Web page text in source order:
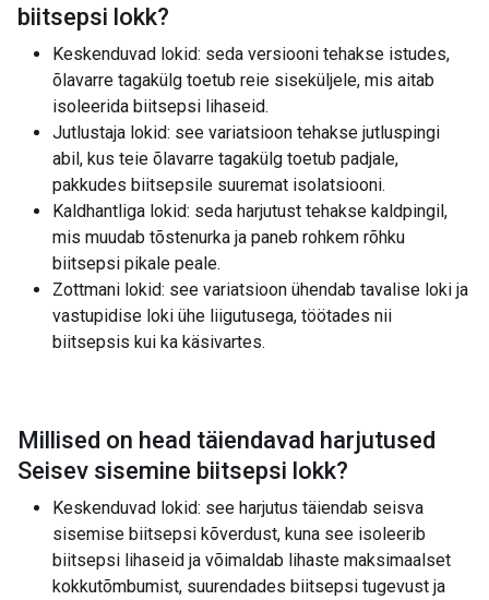
biitsepsi lokk?
Keskenduvad lokid: seda versiooni tehakse istudes,
õlavarre tagakülg toetub reie siseküljele, mis aitab
isoleerida biitsepsi lihaseid.
Jutlustaja lokid: see variatsioon tehakse jutluspingi
abil, kus teie õlavarre tagakülg toetub padjale,
pakkudes biitsepsile suuremat isolatsiooni.
Kaldhantliga lokid: seda harjutust tehakse kaldpingil,
mis muudab tõstenurka ja paneb rohkem rõhku
biitsepsi pikale peale.
Zottmani lokid: see variatsioon ühendab tavalise loki ja
vastupidise loki ühe liigutusega, töötades nii
biitsepsis kui ka käsivartes.
Millised on head täiendavad harjutused
Seisev sisemine biitsepsi lokk?
Keskenduvad lokid: see harjutus täiendab seisva
sisemise biitsepsi kõverdust, kuna see isoleerib
biitsepsi lihaseid ja võimaldab lihaste maksimaalset
kokkutõmbumist, suurendades biitsepsi tugevust ja